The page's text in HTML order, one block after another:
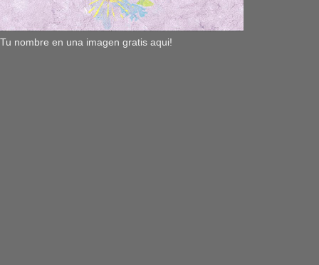
Tu nombre en una imagen gratis aqui!